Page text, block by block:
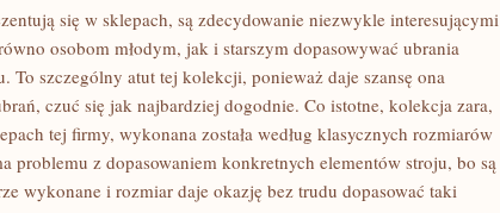
się w sklepach, są zdecydowanie niezwykle interesującymi
osobom młodym, jak i starszym dopasowywać ubrania
To szczególny atut tej kolekcji, ponieważ daje szansę ona
czuć się jak najbardziej dogodnie. Co istotne, kolekcja zara,
tej firmy, wykonana została według klasycznych rozmiarów
problemu z dopasowaniem konkretnych elementów stroju, bo są
wykonane i rozmiar daje okazję bez trudu dopasować taki